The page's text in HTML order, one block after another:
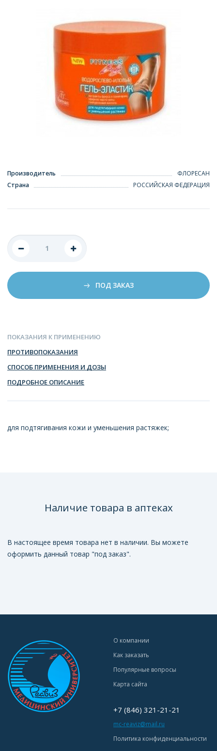
Производитель
ФЛОРЕСАН
Страна
РОССИЙСКАЯ ФЕДЕРАЦИЯ
ПОД ЗАКАЗ
ПОКАЗАНИЯ К ПРИМЕНЕНИЮ
ПРОТИВОПОКАЗАНИЯ
СПОСОБ ПРИМЕНЕНИЯ И ДОЗЫ
ПОДРОБНОЕ ОПИСАНИЕ
для подтягивания кожи и уменьшения растяжек;
Наличие товара в аптеках
В настоящее время товара нет в наличии. Вы можете
оформить данный товар "под заказ".
О компании
Как заказать
Популярные вопросы
Карта сайта
+7 (846) 321-21-21
mc-reaviz@mail.ru
Политика конфиденциальности